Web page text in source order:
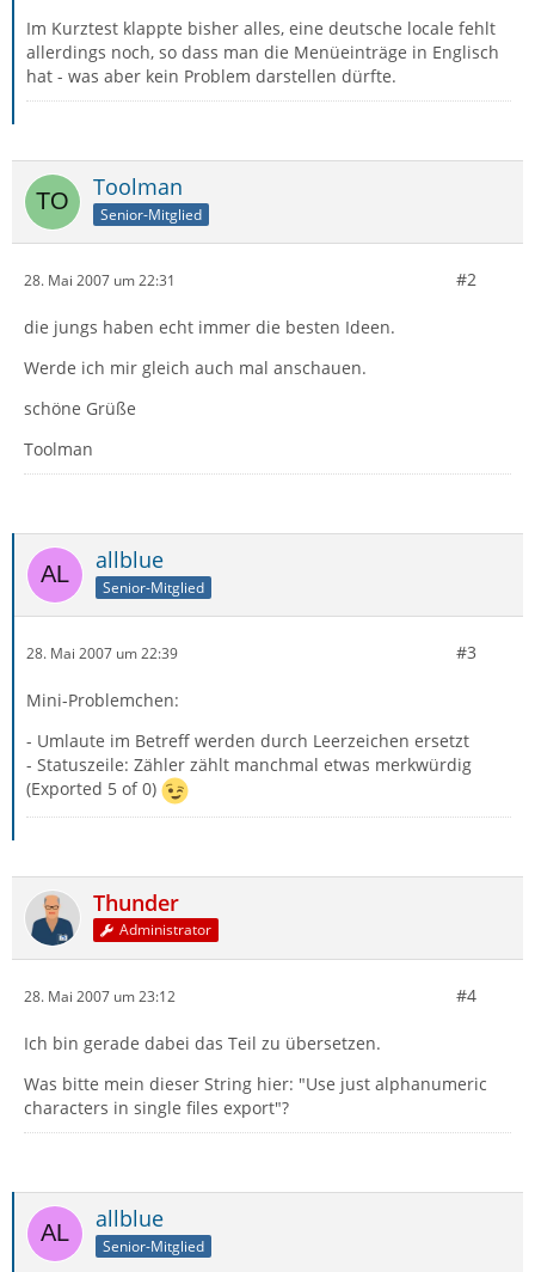
Im Kurztest klappte bisher alles, eine deutsche locale fehlt
allerdings noch, so dass man die Menüeinträge in Englisch
hat - was aber kein Problem darstellen dürfte.
Toolman
Senior-Mitglied
28. Mai 2007 um 22:31 #2
die jungs haben echt immer die besten Ideen.
Werde ich mir gleich auch mal anschauen.
schöne Grüße
Toolman
allblue
Senior-Mitglied
28. Mai 2007 um 22:39 #3
Mini-Problemchen:
- Umlaute im Betreff werden durch Leerzeichen ersetzt
- Statuszeile: Zähler zählt manchmal etwas merkwürdig
(Exported 5 of 0)
Thunder
Administrator
28. Mai 2007 um 23:12 #4
Ich bin gerade dabei das Teil zu übersetzen.
Was bitte mein dieser String hier: "Use just alphanumeric
characters in single files export"?
allblue
Senior-Mitglied